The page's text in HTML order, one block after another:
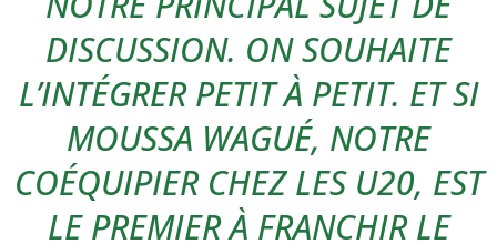
DISCUSSION. ON SOUHAITE
L’INTÉGRER PETIT À PETIT. ET SI
MOUSSA WAGUÉ, NOTRE
COÉQUIPIER CHEZ LES U20, EST
LE PREMIER À FRANCHIR LE